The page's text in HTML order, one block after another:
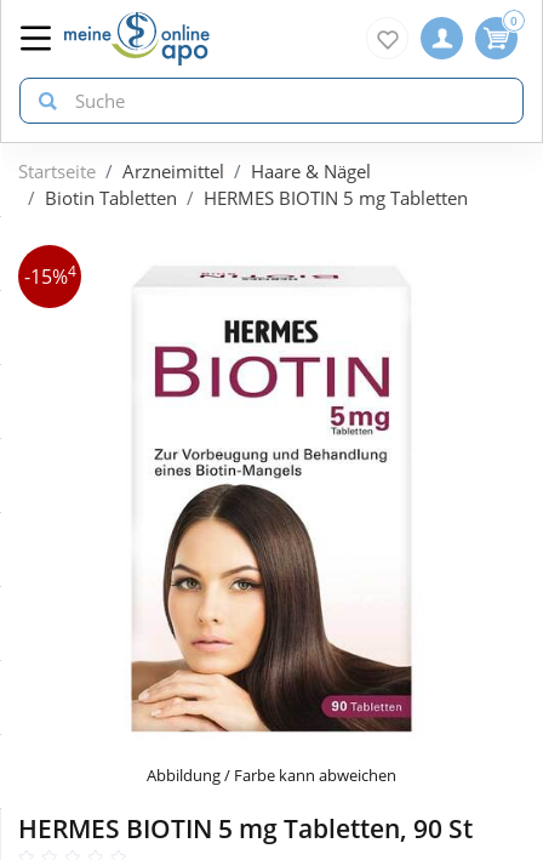
zurück
ÜBERSICHT AKTIONEN
Täglich gut versorgt
zurück
ÜBERSICHT KATEGORIEN
Körperpflege & Kosmetik
Mutter & Kind
Nahrungsergänzung
Natur & Homöopathie
zurück
ÜBERSICHT MARKEN
0
Startseite Arzneimittel
Haare & Nägel
Biotin Tabletten
HERMES BIOTIN 5 mg Tabletten
-15%4
Abbildung / Farbe kann abweichen
HERMES BIOTIN 5 mg Tabletten, 90 St